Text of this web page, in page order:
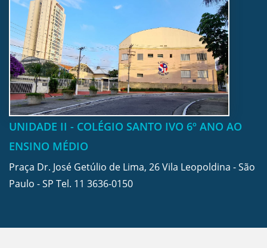
UNIDADE II - COLÉGIO SANTO IVO 6º ANO AO
ENSINO MÉDIO
Praça Dr. José Getúlio de Lima, 26 Vila Leopoldina - São
Paulo - SP Tel. 11 3636-0150